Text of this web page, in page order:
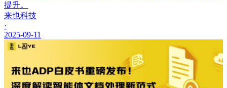
提升。
来也科技
·
2025-09-11